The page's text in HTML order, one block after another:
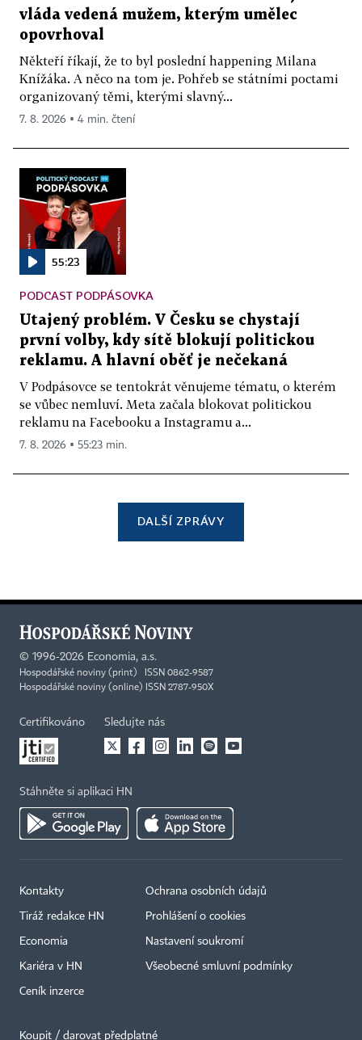
vláda vedená mužem, kterým umělec
opovrhoval
Někteří říkají, že to byl poslední happening Milana
Knížáka. A něco na tom je. Pohřeb se státními poctami
organizovaný těmi, kterými slavný...
7. 8. 2026 ▪ 4 min. čtení
55:23
PODCAST PODPÁSOVKA
Utajený problém. V Česku se chystají
první volby, kdy sítě blokují politickou
reklamu. A hlavní oběť je nečekaná
V Podpásovce se tentokrát věnujeme tématu, o kterém
se vůbec nemluví. Meta začala blokovat politickou
reklamu na Facebooku a Instagramu a...
7. 8. 2026 ▪ 55:23 min.
DALŠÍ ZPRÁVY
© 1996-2026 Economia, a.s.
Hospodářské noviny (print) ISSN 0862-9587
Hospodářské noviny (online) ISSN 2787-950X
Certifikováno Sledujte nás
Stáhněte si aplikaci HN
Kontakty
Tiráž redakce HN
Economia
Kariéra v HN
Ceník inzerce
Ochrana osobních údajů
Prohlášení o cookies
Nastavení soukromí
Všeobecné smluvní podmínky
Koupit / darovat předplatné